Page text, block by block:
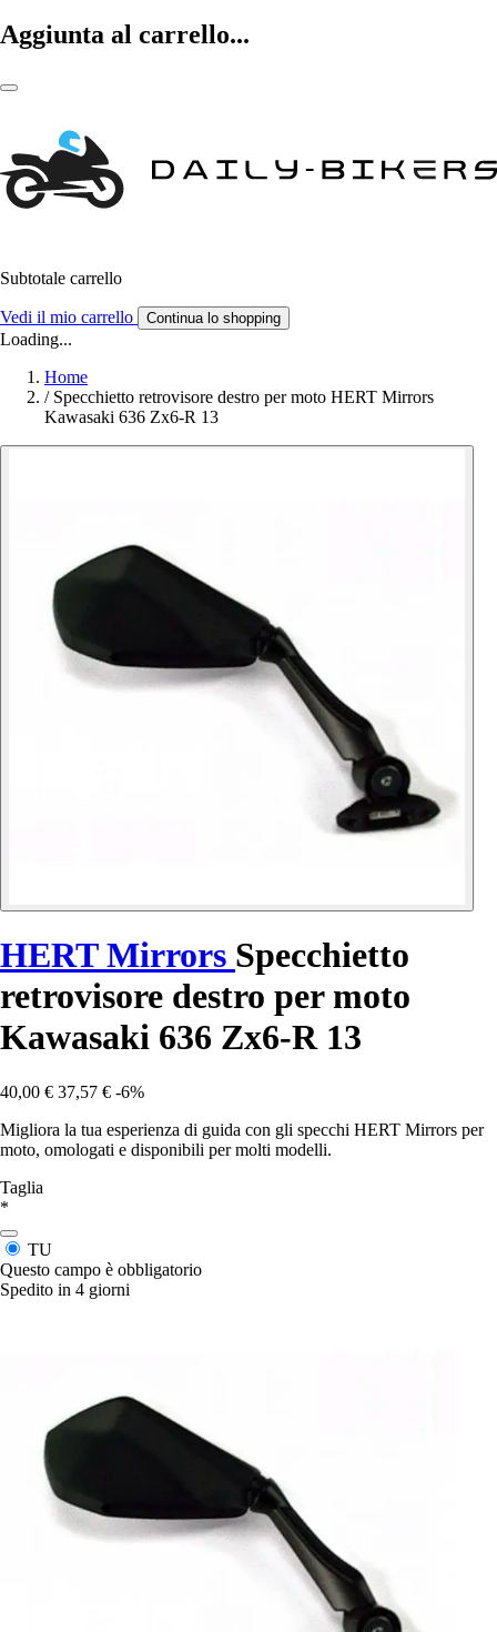
Aggiunta al carrello...
Subtotale carrello
Vedi il mio carrello Continua lo shopping
Loading...
Home
/ Specchietto retrovisore destro per moto HERT Mirrors
Kawasaki 636 Zx6-R 13
HERT Mirrors Specchietto
retrovisore destro per moto
Kawasaki 636 Zx6-R 13
40,00 € 37,57 € -6%
Migliora la tua esperienza di guida con gli specchi HERT Mirrors per
moto, omologati e disponibili per molti modelli.
Taglia
*
TU
Questo campo è obbligatorio
Spedito in 4 giorni